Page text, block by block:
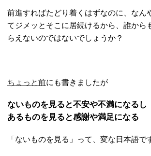
前進すればたどり着くはずなのに、なん
てジメッとそこに居続けるから、誰から
らえないのではないでしょうか？
ちょっと前にも書きましたが
ないものを見ると不安や不満になるし
あるものを見ると感謝や満足になる
「ないものを見る」って、変な日本語で